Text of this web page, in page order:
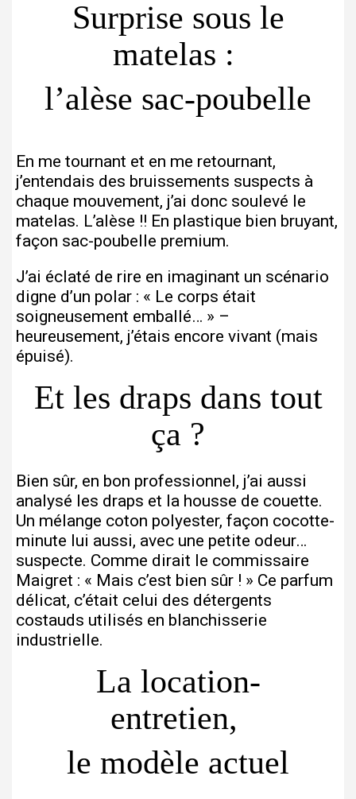
Surprise sous le
matelas :
l’alèse sac-poubelle
En me tournant et en me retournant,
j’entendais des bruissements suspects à
chaque mouvement, j’ai donc soulevé le
matelas. L’alèse !! En plastique bien bruyant,
façon sac-poubelle premium.
J’ai éclaté de rire en imaginant un scénario
digne d’un polar : « Le corps était
soigneusement emballé… » –
heureusement, j’étais encore vivant (mais
épuisé).
Et les draps dans tout
ça ?
Bien sûr, en bon professionnel, j’ai aussi
analysé les draps et la housse de couette.
Un mélange coton polyester, façon cocotte-
minute lui aussi, avec une petite odeur…
suspecte. Comme dirait le commissaire
Maigret : « Mais c’est bien sûr ! » Ce parfum
délicat, c’était celui des détergents
costauds utilisés en blanchisserie
industrielle.
La location-
entretien,
le modèle actuel